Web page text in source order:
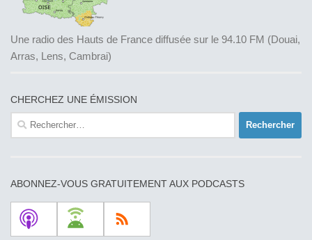
Une radio des Hauts de France diffusée sur le 94.10 FM (Douai,
Arras, Lens, Cambrai)
CHERCHEZ UNE ÉMISSION
Rechercher :
ABONNEZ-VOUS GRATUITEMENT AUX PODCASTS